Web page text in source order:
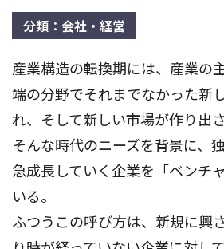
分類：会社・経営
産業構造の転換期には、産業の
端の分野でそれまでなかった新
れ、そして新しい市場が作り出さ
そんな時代のニーズを背景に、
急成長していく企業を「ベンチ
いる。
ふつうこの呼び方は、新規に興